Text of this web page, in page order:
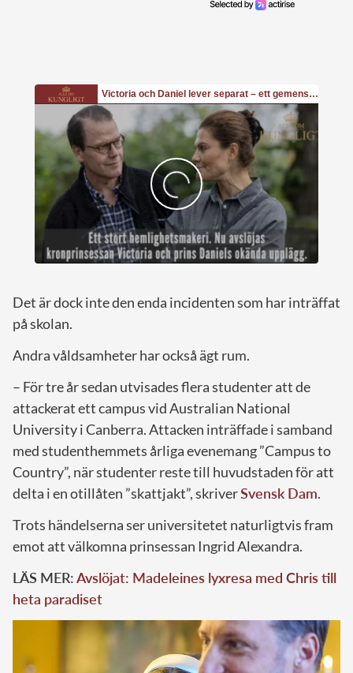
Det är dock inte den enda incidenten som har inträffat
på skolan.
Andra våldsamheter har också ägt rum.
– För tre år sedan utvisades flera studenter att de
attackerat ett campus vid Australian National
University i Canberra. Attacken inträffade i samband
med studenthemmets årliga evenemang ”Campus to
Country”, när studenter reste till huvudstaden för att
delta i en otillåten ”skattjakt”, skriverSvensk Dam.
Trots händelserna ser universitetet naturligtvis fram
emot att välkomna prinsessan Ingrid Alexandra.
LÄS MER:Avslöjat: Madeleines lyxresa med Chris till
heta paradiset